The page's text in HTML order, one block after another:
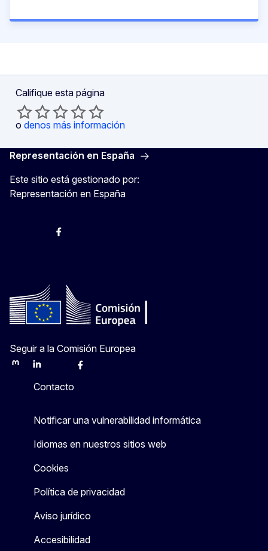
Califique esta página
o denos más información
Representación en España
Este sitio está gestionado por:
Representación en España
@ComisionEuropea
Espacio Europa
Comisión Europea en España
Seguir a la Comisión Europea
MastodonLinkedInBlueskyFacebook
Contacto
Notificar una vulnerabilidad informática
Idiomas en nuestros sitios web
Cookies
Política de privacidad
Aviso jurídico
Accesibilidad